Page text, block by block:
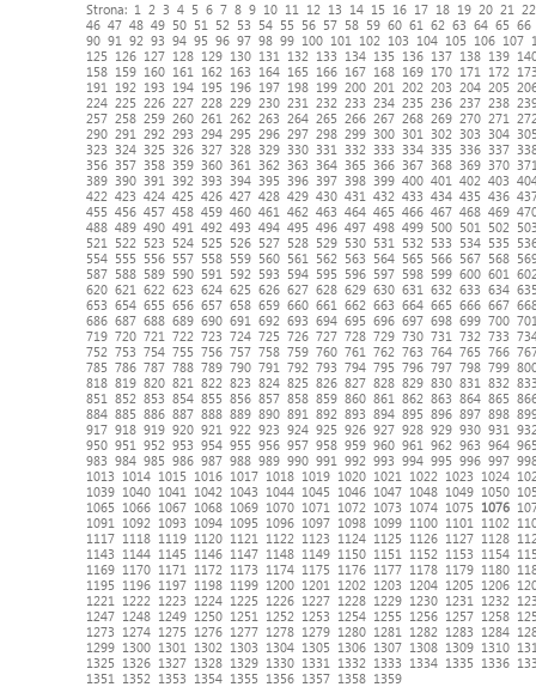
Strona: 1 2 3 4 5 6 7 8 9 10 11 12 13 14 15 16 17 18 19 20 21
22
46 47 48 49 50 51 52 53 54 55 56 57 58 59 60 61 62 63 64 65 66
90 91 92 93 94 95 96 97 98 99 100 101 102 103 104 105 106 107
125
126 127 128 129 130 131 132 133 134 135 136 137 138 139
158 159 160 161 162 163 164 165 166 167 168 169 170 171 172
191
192 193 194 195 196 197 198 199 200 201 202 203 204 205
224 225 226 227 228 229 230 231 232 233 234 235 236 237 238
257 258 259 260 261 262 263 264 265 266 267 268 269 270 271
290 291 292 293 294 295 296 297 298 299 300 301 302 303 304
323
324 325 326 327 328 329 330 331 332 333 334 335 336 337
356 357 358 359 360 361 362 363 364 365 366 367 368 369 370
389 390 391 392 393 394 395 396 397 398 399 400 401 402 403
422 423 424 425 426 427 428 429 430 431 432 433 434 435 436
455 456 457 458 459 460 461 462 463 464 465 466 467 468 469
488 489 490 491 492 493 494 495 496 497 498 499 500 501 502
521
522 523 524 525 526 527 528 529 530 531 532 533 534 535
554 555 556 557 558 559 560 561 562 563 564 565 566 567 568
587 588 589 590 591 592 593 594 595 596 597 598 599 600 601
620 621 622 623 624 625 626 627 628 629 630 631 632 633 634
653 654 655 656 657 658 659 660 661 662 663 664 665 666 667
686 687 688 689 690 691 692 693 694 695 696 697 698 699 700
719 720 721 722 723 724 725 726 727 728 729 730 731 732 733
752 753 754 755 756 757 758 759 760 761 762 763 764 765 766
785 786 787 788 789 790 791 792 793 794 795 796 797 798 799
818 819 820 821 822 823 824 825 826 827 828 829 830 831 832
851
852 853 854 855 856 857 858 859 860 861 862 863 864 865
884 885 886 887 888 889 890 891 892 893 894 895 896 897 898
917 918 919 920 921 922 923 924 925 926 927 928 929 930 931
950 951 952 953 954 955 956 957 958 959 960 961 962 963 964
983 984 985 986 987 988 989 990 991 992 993 994 995 996 997
1013
1014 1015 1016 1017 1018 1019 1020 1021 1022 1023 1024
1039 1040 1041 1042 1043 1044 1045 1046 1047 1048 1049 1050
1065
1066 1067 1068 1069 1070 1071 1072 1073 1074 1075 1076
1091
1092 1093 1094 1095 1096 1097 1098 1099 1100 1101 1102
1117 1118 1119 1120 1121 1122 1123 1124 1125 1126 1127 1128
1143
1144 1145 1146 1147 1148 1149 1150 1151 1152 1153 1154
1169 1170 1171 1172 1173 1174 1175 1176 1177 1178 1179 1180
1195
1196 1197 1198 1199 1200 1201 1202 1203 1204 1205 1206
1221
1222 1223 1224 1225 1226 1227 1228 1229 1230 1231 1232
1247 1248 1249 1250 1251 1252 1253 1254 1255 1256 1257 1258
1273
1274 1275 1276 1277 1278 1279 1280 1281 1282 1283 1284
1299 1300 1301 1302 1303 1304 1305 1306 1307 1308 1309 1310
1325
1326 1327 1328 1329 1330 1331 1332 1333 1334 1335 1336
1351
1352 1353 1354 1355 1356 1357 1358 1359